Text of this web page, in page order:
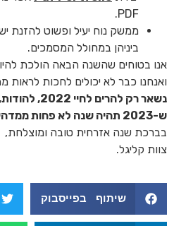
PDF.
ממשק נוח יעיל ופשוט להזנת
ביניהן במחולל המסמכים.
אנו בטוחים שהשנה הבאה הולכת
ואנחנו כבר לא יכולים לחכות לראות
נשאר רק להרים
ש-2023 תהיה שנה לא פחות ממדהימה!
בברכת שנה אזרחית טובה ומוצלחת,
צוות קליגל.
שיתוף בפייסבוק